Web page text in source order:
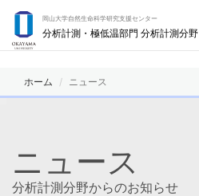
岡山大学自然生命科学研究支援センター
分析計測・極低温部門 分析計測分野
ホーム ニュース
ニュース
分析計測分野からのお知らせ